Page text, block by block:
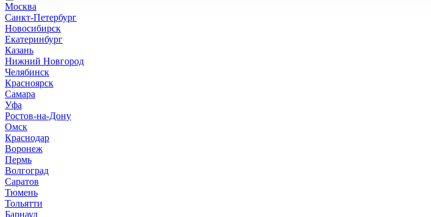
стеклоочистители
топливная система
тормозная система
трансмиссия
Москва
Санкт-Петербург
Новосибирск
Екатеринбург
Казань
Нижний Новгород
Челябинск
Красноярск
Самара
Уфа
Ростов-на-Дону
Омск
Краснодар
Воронеж
Пермь
Волгоград
Саратов
Тюмень
Тольятти
Барнаул